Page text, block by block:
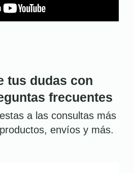
tus dudas con
frecuentes
a las consultas más
envíos y más.